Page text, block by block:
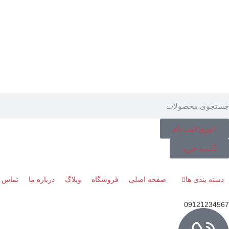
ورود/ثبت نام
سبد خرید
دسته بندی ها صفحه اصلی فروشگاه وبلاگ درباره ما تماس
09121234567